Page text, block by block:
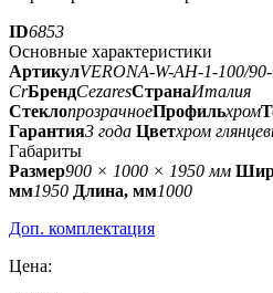
ID6853
Основные характеристики
АртикулVERONA-W-AH-1-100/
CrБрендCezaresСтранаИталия
СтеклопрозрачноеПрофильхром
Гарантия3 года Цветхром
Габариты
Размер900 × 1000 × 1950 мм
мм1950 Длина, мм1000
Доп. комплектация
Цена: